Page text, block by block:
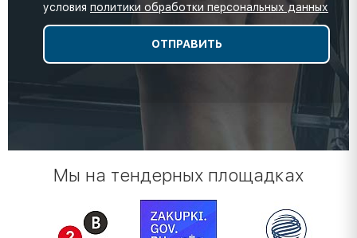
условия политики обработки персональных данных
Мы на тендерных площадках